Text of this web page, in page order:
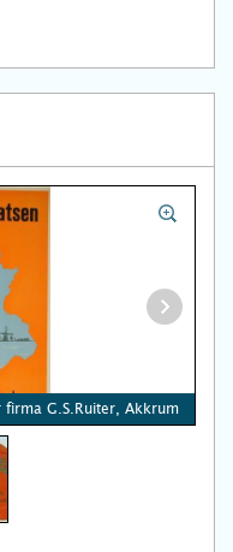
G.S.Ruiter, Akkrum